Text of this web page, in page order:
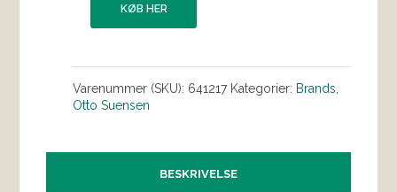
KØB HER
Varenummer (SKU): 641217 Kategorier: Brands
Otto Suensen
BESKRIVELSE